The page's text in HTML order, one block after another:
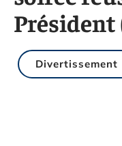
Président
Divertissement